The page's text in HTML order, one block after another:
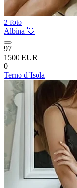
2 foto
Albina 💘
97
1500 EUR
0
Terno d`Isola